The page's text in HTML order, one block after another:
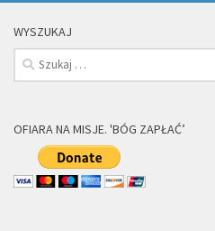
WYSZUKAJ
Szukaj:
OFIARA NA MISJE. 'BÓG ZAPŁAĆ’